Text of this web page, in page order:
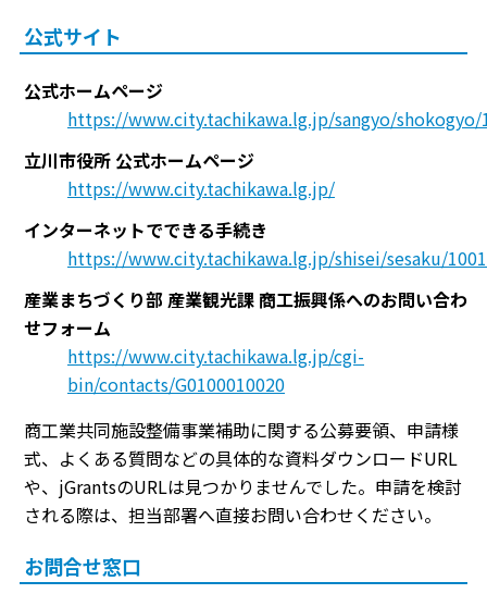
公式サイト
公式ホームページ
https://www.city.tachikawa.lg.jp/sangyo/
立川市役所 公式ホームページ
https://www.city.tachikawa.lg.jp/
インターネットでできる手続き
https://www.city.tachikawa.lg.jp/shisei/sesaku/
産業まちづくり部 産業観光課 商工振興係へのお問い合わ
せフォーム
https://www.city.tachikawa.lg.jp/cgi-
bin/contacts/G0100010020
商工業共同施設整備事業補助に関する公募要領、申請様
式、よくある質問などの具体的な資料ダウンロードURL
や、jGrantsのURLは見つかりませんでした。申請を検討
される際は、担当部署へ直接お問い合わせください。
お問合せ窓口